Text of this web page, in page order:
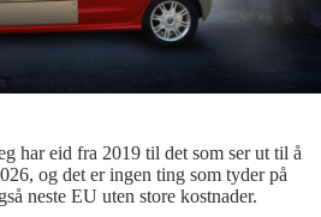
har eid fra 2019 til det som ser ut til å
og det er ingen ting som tyder på
neste EU uten store kostnader.